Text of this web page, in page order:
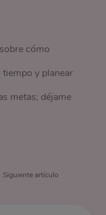
cómo
y planear
metas; déjame
Siguiente artículo